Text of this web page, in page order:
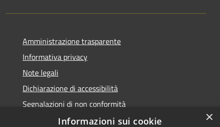
Amministrazione trasparente
Informativa privacy
Note legali
Dichiarazione di accessibilità
Segnalazioni di non conformità
×
Informazioni sui cookie